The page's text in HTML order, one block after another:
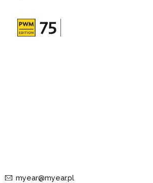
myear@myear.pl